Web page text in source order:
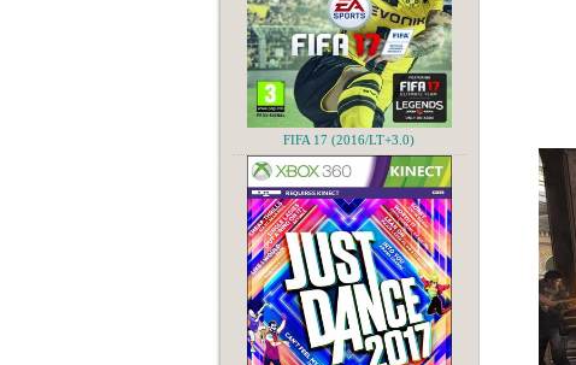
FIFA 17 (2016/LT+3.0)